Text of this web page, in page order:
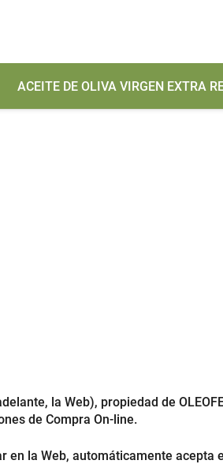
ACEITE DE OLIVA VIRGEN EXTRA
la Web), propiedad de
de Compra On-line.
la Web, automáticamente acepta